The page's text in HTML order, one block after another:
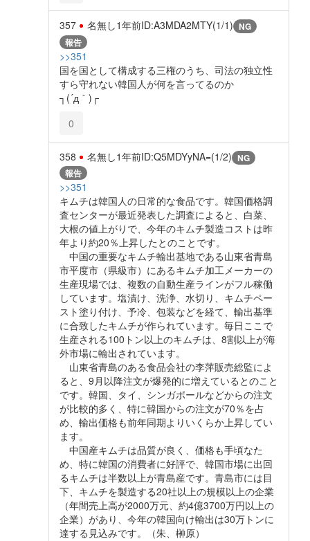
357 名無し1年前ID:A3MDA2MTY(1/1) NG
報告
>>351
国を国として構成する三権のうち、司法の独立性
すら守れない韓国人が何を言ってるのか
┐(´д｀)┌
0
358 名無し1年前ID:Q5MDYyNA=(1/2) NG
報告
>>351
キムチは韓国人の日常的な食品です。韓国価格調
査センターが最近発表した調査によると、白菜、
大根の値上がりで、今年のキムチ製造コストは昨
年より約20％上昇したとのことです。
中国の重要なキムチ輸出基地である山東省青島
市平度市（県級市）にあるキムチ加工メーカーの
生産現場では、複数の自動生産ラインがフル稼働
しています。塩漬け、洗浄、水切り、キムチペー
スト塗り付け、予冷、包装などを経て、輸出基準
に合致したキムチが作られています。毎日ここで
生産される100トン以上のキムチは、8割以上が海
外市場に輸出されています。
山東省青島のある食品会社の李萍販売総監によ
ると、9月以降注文が爆発的に増えているとのこと
です。韓国、タイ、シンガポールなどからの注文
が比較的多く、特に韓国からの注文が70％を占
め、輸出価格も前年同期よりいくらか上昇してい
ます。
中国産キムチは品質が良く、価格も手頃なた
め、特に韓国の消費者に好評で、韓国市場に出回
るキムチは半数以上が青島産です。青島市には目
下、キムチを製造する20社以上の規模以上の企業
（年間売上高が2000万元、約4億3700万円以上の
企業）があり、今年の韓国向け輸出は30万トンに
達する見込みです。（朱、榊原）